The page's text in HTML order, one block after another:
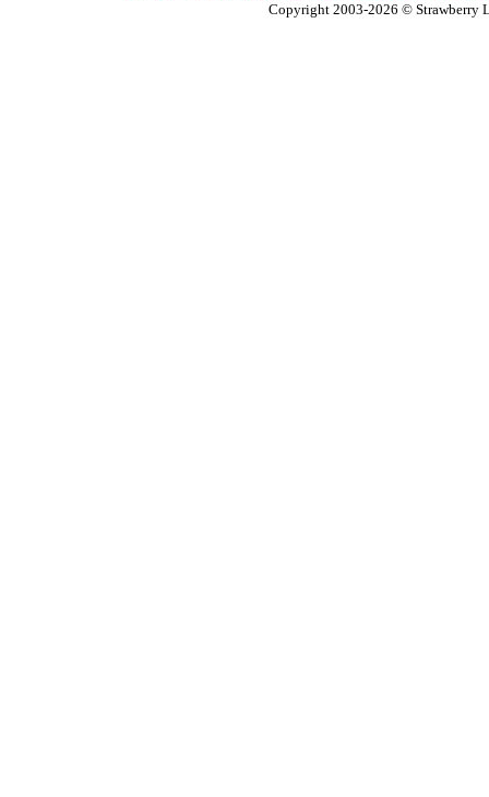
Copyright 2003-2026 © Strawberry